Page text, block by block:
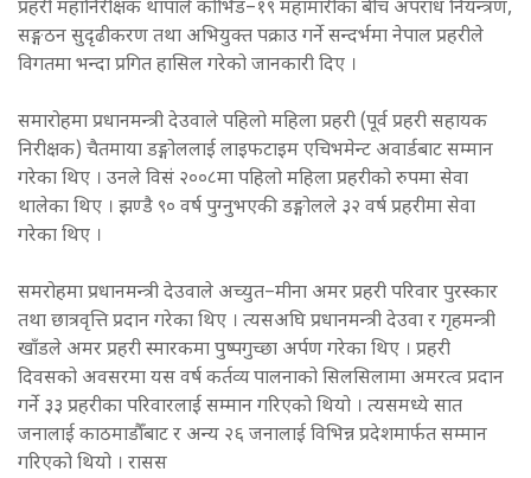
प्रहरी महानिरीक्षक थापाले कोभिड–१९ महामारीका बीच अपराध नियन्त्रण,
सङ्गठन सुदृढीकरण तथा अभियुक्त पक्राउ गर्ने सन्दर्भमा नेपाल प्रहरीले
विगतमा भन्दा प्रगित हासिल गरेको जानकारी दिए ।
समारोहमा प्रधानमन्त्री देउवाले पहिलो महिला प्रहरी (पूर्व प्रहरी सहायक
निरीक्षक) चैतमाया डङ्गोललाई लाइफटाइम एचिभमेन्ट अवार्डबाट सम्मान
गरेका थिए । उनले विसं २००८मा पहिलो महिला प्रहरीको रुपमा सेवा
थालेका थिए । झण्डै ९० वर्ष पुग्नुभएकी डङ्गोलले ३२ वर्ष प्रहरीमा सेवा
गरेका थिए ।
समरोहमा प्रधानमन्त्री देउवाले अच्युत–मीना अमर प्रहरी परिवार पुरस्कार
तथा छात्रवृत्ति प्रदान गरेका थिए । त्यसअघि प्रधानमन्त्री देउवा र गृहमन्त्री
खाँडले अमर प्रहरी स्मारकमा पुष्पगुच्छा अर्पण गरेका थिए । प्रहरी
दिवसको अवसरमा यस वर्ष कर्तव्य पालनाको सिलसिलामा अमरत्व प्रदान
गर्ने ३३ प्रहरीका परिवारलाई सम्मान गरिएको थियो । त्यसमध्ये सात
जनालाई काठमाडौँबाट र अन्य २६ जनालाई विभिन्न प्रदेशमार्फत सम्मान
गरिएको थियो । रासस